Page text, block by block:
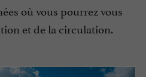
où vous pourrez vous
et de la circulation.